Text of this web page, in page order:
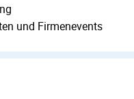
und Firmenevents